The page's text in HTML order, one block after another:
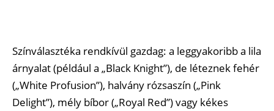
Színválasztéka rendkívül gazdag: a leggyakoribb a lila
árnyalat (például a „Black Knight”), de léteznek fehér
(„White Profusion”), halvány rózsaszín („Pink
Delight”), mély bíbor („Royal Red”) vagy kékes